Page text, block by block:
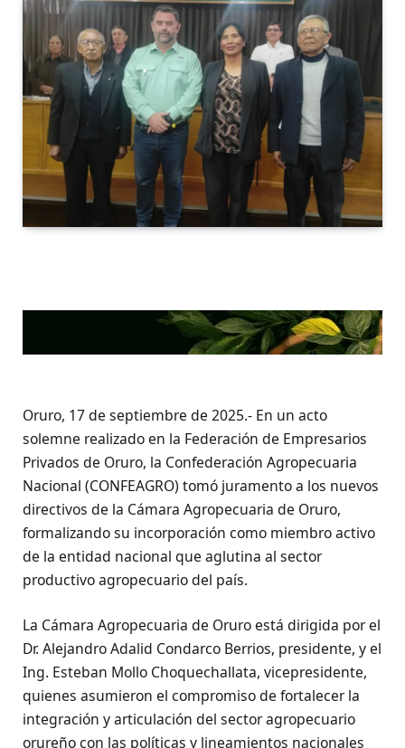
Oruro, 17 de septiembre de 2025.- En un acto
solemne realizado en la Federación de Empresarios
Privados de Oruro, la Confederación Agropecuaria
Nacional (CONFEAGRO) tomó juramento a los nuevos
directivos de la Cámara Agropecuaria de Oruro,
formalizando su incorporación como miembro activo
de la entidad nacional que aglutina al sector
productivo agropecuario del país.
La Cámara Agropecuaria de Oruro está dirigida por el
Dr. Alejandro Adalid Condarco Berrios, presidente, y el
Ing. Esteban Mollo Choquechallata, vicepresidente,
quienes asumieron el compromiso de fortalecer la
integración y articulación del sector agropecuario
orureño con las políticas y lineamientos nacionales